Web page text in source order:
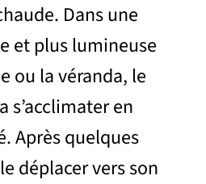
Dans une
et plus lumineuse
ou la véranda, le
s’acclimater en
Après quelques
déplacer vers son